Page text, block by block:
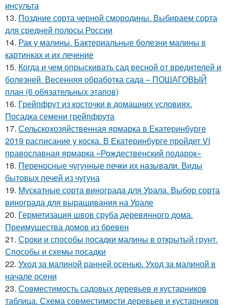
инсульта
13. Поздние сорта черной смородины. Выбираем сорта
для средней полосы России
14. Рак у малины. Бактериальные болезни малины в
картинках и их лечение
15. Когда и чем опрыскивать сад весной от вредителей и
болезней. Весенняя обработка сада – ПОШАГОВЫЙ
план (6 обязательных этапов)
16. Грейпфрут из косточки в домашних условиях.
Посадка семени грейпфрута
17. Сельскохозяйственная ярмарка в Екатеринбурге
2019 расписание у коска. В Екатеринбурге пройдет VI
православная ярмарка «Рождественский подарок»
18. Переносные чугунные печки их называли. Виды
бытовых печей из чугуна
19. Мускатные сорта винограда для Урала. Выбор сорта
винограда для выращивания на Урале
20. Герметизация швов сруба деревянного дома.
Преимущества домов из бревен
21. Сроки и способы посадки малины в открытый грунт.
Способы и схемы посадки
22. Уход за малиной ранней осенью. Уход за малиной в
начале осени
23. Совместимость садовых деревьев и кустарников
таблица. Схема совместимости деревьев и кустарников